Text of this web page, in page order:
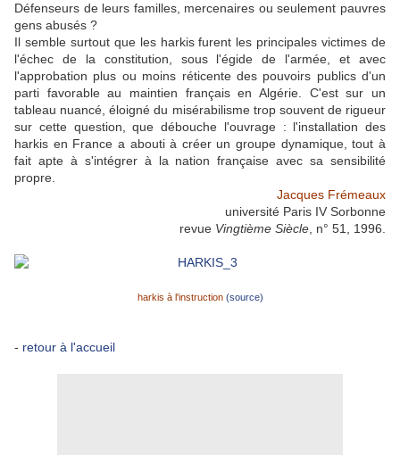
Défenseurs de leurs familles, mercenaires ou seulement pauvres
gens abusés ?
Il semble surtout que les harkis furent les principales victimes de
l'échec de la constitution, sous l'égide de l'armée, et avec
l'approbation plus ou moins réticente des pouvoirs publics d'un
parti favorable au maintien français en Algérie. C'est sur un
tableau nuancé, éloigné du misérabilisme trop souvent de rigueur
sur cette question, que débouche l'ouvrage : l'installation des
harkis en France a abouti à créer un groupe dynamique, tout à
fait apte à s'intégrer à la nation française avec sa sensibilité
propre.
Jacques Frémeaux
université Paris IV Sorbonne
revue Vingtième Siècle , n° 51, 1996.
harkis à l'instruction (source)
- retour à l'accueil